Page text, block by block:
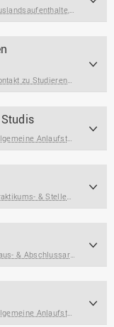
,Studieninteressierte
,
Kontakt zu Studierenden & Alumni
Allgemeine Anlaufstellen
,Studierende am
Praktikums- & Stellensuche
,Studierende am
Haus- & Abschlussarbeiten
Allgemeine Anlaufstellen